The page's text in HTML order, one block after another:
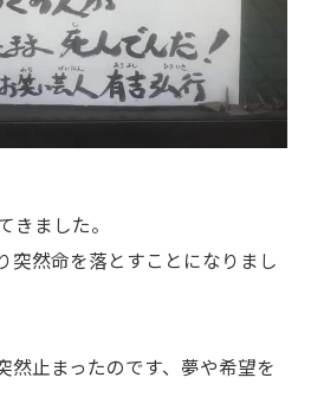
きました。
突然命を落とすことになりまし
然止まったのです、夢や希望を